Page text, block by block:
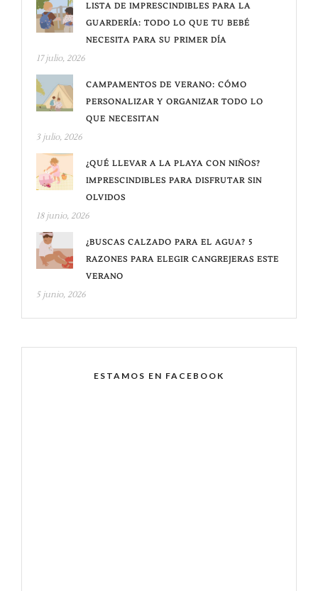
LISTA DE IMPRESCINDIBLES PARA LA
GUARDERÍA: TODO LO QUE TU BEBÉ
NECESITA PARA SU PRIMER DÍA
17 julio, 2026
CAMPAMENTOS DE VERANO: CÓMO
PERSONALIZAR Y ORGANIZAR TODO LO
QUE NECESITAN
3 julio, 2026
¿QUÉ LLEVAR A LA PLAYA CON NIÑOS?
IMPRESCINDIBLES PARA DISFRUTAR SIN
OLVIDOS
18 junio, 2026
¿BUSCAS CALZADO PARA EL AGUA? 5
RAZONES PARA ELEGIR CANGREJERAS ESTE
VERANO
5 junio, 2026
ESTAMOS EN FACEBOOK